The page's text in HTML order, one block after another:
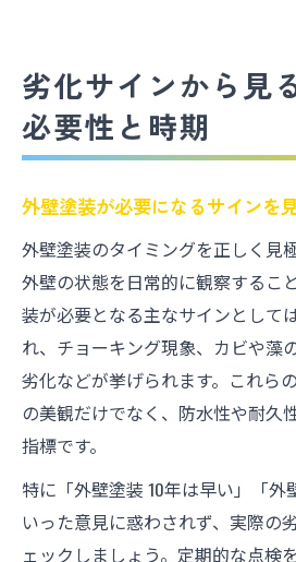
劣化サインから見
必要性と時期
外壁塗装が必要になるサインを
外壁塗装のタイミングを正しく見
外壁の状態を日常的に観察するこ
装が必要となる主なサインとして
れ、チョーキング現象、カビや藻
劣化などが挙げられます。これら
の美観だけでなく、防水性や耐久
指標です。
特に「外壁塗装 10年は早い」「外
いった意見に惑わされず、実際の
ェックしましょう。定期的な点検